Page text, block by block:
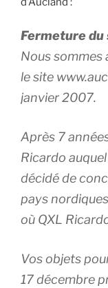
Fermeture du
Nous sommes
le site
janvier 2007.
Après 7
Ricardo
décidé de
pays
où QXL
Vos objets
17 décembre